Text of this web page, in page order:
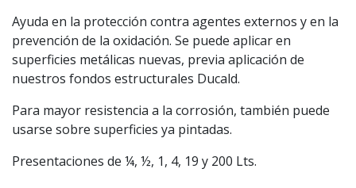
Ayuda en la protección contra agentes externos y en la
prevención de la oxidación. Se puede aplicar en
superficies metálicas nuevas, previa aplicación de
nuestros fondos estructurales Ducald.
Para mayor resistencia a la corrosión, también puede
usarse sobre superficies ya pintadas.
Presentaciones de ¼, ½, 1, 4, 19 y 200 Lts.